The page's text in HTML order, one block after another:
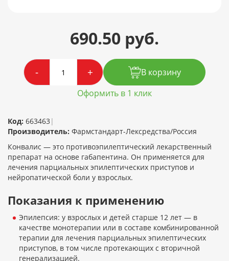
690.50 руб.
- +
В корзину
Оформить в 1 клик
Код: 663463 |
Производитель: Фармстандарт-Лексредства/Россия
Конвалис — это противоэпилептический лекарственный
препарат на основе габапентина. Он применяется для
лечения парциальных эпилептических приступов и
нейропатической боли у взрослых.
Показания к применению
Эпилепсия: у взрослых и детей старше 12 лет — в
качестве монотерапии или в составе комбинированной
терапии для лечения парциальных эпилептических
приступов, в том числе протекающих с вторичной
генерализацией.